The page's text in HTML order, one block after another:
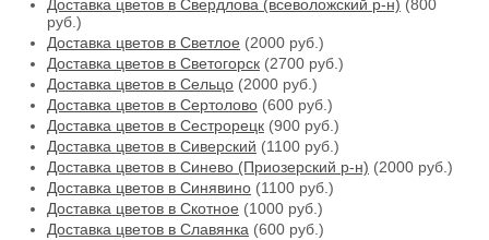
Доставка цветов в Свердлова (всеволожский р-н) (800
руб.)
Доставка цветов в Светлое (2000 руб.)
Доставка цветов в Светогорск (2700 руб.)
Доставка цветов в Сельцо (2000 руб.)
Доставка цветов в Сертолово (600 руб.)
Доставка цветов в Сестрорецк (900 руб.)
Доставка цветов в Сиверский (1100 руб.)
Доставка цветов в Синево (Приозерский р-н) (2000 руб.)
Доставка цветов в Синявино (1100 руб.)
Доставка цветов в Скотное (1000 руб.)
Доставка цветов в Славянка (600 руб.)